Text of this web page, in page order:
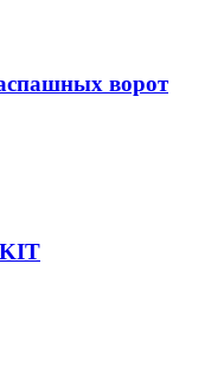
ворот
KIT